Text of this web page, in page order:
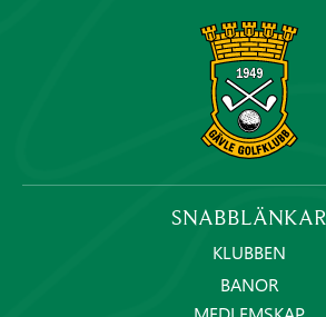
SNABBLÄNKAR
KLUBBEN
BANOR